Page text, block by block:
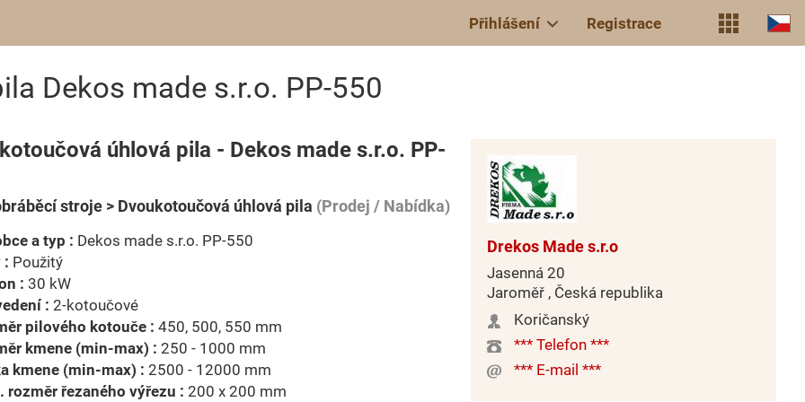
Přihlášení Registrace
Dekos made s.r.o. PP-550
úhlová pila - Dekos made s.r.o. PP-
stroje > Dvoukotoučová úhlová pila (Prodej / Nabídka)
a typ : Dekos made s.r.o. PP-550
: Použitý
: 30 kW
: 2-kotoučové
pilového kotouče : 450, 500, 550 mm
kmene (min-max) : 250 - 1000 mm
kmene (min-max) : 2500 - 12000 mm
rozměr řezaného výřezu : 200 x 200 mm
Drekos Made s.r.o
Jasenná 20
Jaroměř , Česká republika
Koričanský
*** Telefon ***
*** E-mail ***